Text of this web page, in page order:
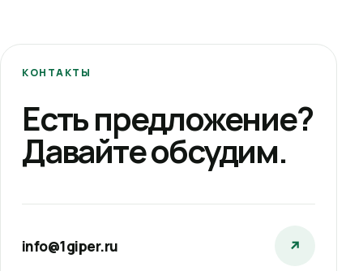
КОНТАКТЫ
Есть предложение?
Давайте обсудим.
info@1giper.ru ↗